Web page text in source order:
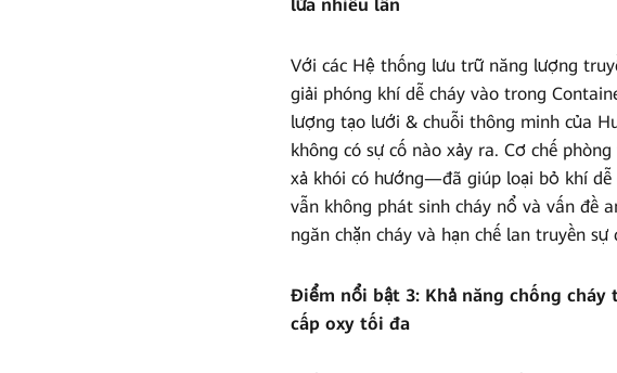
lửa nhiều lần
Với các Hệ thống lưu trữ năng lượng
giải phóng khí dễ cháy vào trong
lượng tạo lưới & chuỗi thông minh của
không có sự cố nào xảy ra. Cơ chế
xả khói có hướng—đã giúp loại bỏ khí dễ
vẫn không phát sinh cháy nổ và vấn đề
ngăn chặn cháy và hạn chế lan truyền
Điểm nổi bật 3: Khả năng chống
cấp oxy tối đa